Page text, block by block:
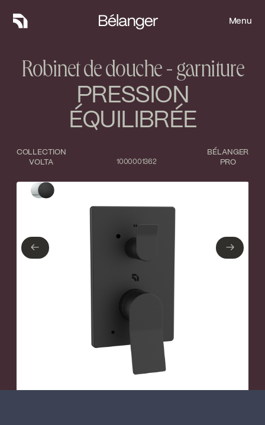
Menu
Menu
COLLECTION
VOLTA
Robinet de douche - garniture
PRESSION
ÉQUILIBRÉE
BÉLANGER
PRO
1000001362
Type de finition
← →